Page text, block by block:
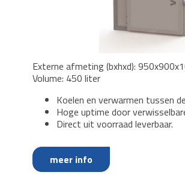
Externe afmeting (bxhxd):
Volume: 450 liter
Koelen en verwarmen tussen de
Hoge uptime door
Direct uit voorraad leverbaar.
meer info